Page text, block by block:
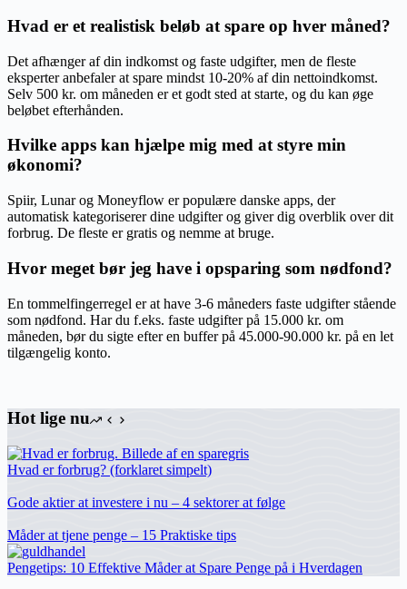
Hvad er et realistisk beløb at spare op hver måned?
Det afhænger af din indkomst og faste udgifter, men de fleste
eksperter anbefaler at spare mindst 10-20% af din nettoindkomst.
Selv 500 kr. om måneden er et godt sted at starte, og du kan øge
beløbet efterhånden.
Hvilke apps kan hjælpe mig med at styre min
økonomi?
Spiir, Lunar og Moneyflow er populære danske apps, der
automatisk kategoriserer dine udgifter og giver dig overblik over dit
forbrug. De fleste er gratis og nemme at bruge.
Hvor meget bør jeg have i opsparing som nødfond?
En tommelfingerregel er at have 3-6 måneders faste udgifter stående
som nødfond. Har du f.eks. faste udgifter på 15.000 kr. om
måneden, bør du sigte efter en buffer på 45.000-90.000 kr. på en let
tilgængelig konto.
Hot lige nu
Hvad er forbrug? (forklaret simpelt)
Gode aktier at investere i nu – 4 sektorer at følge
Måder at tjene penge – 15 Praktiske tips
Pengetips: 10 Effektive Måder at Spare Penge på i Hverdagen